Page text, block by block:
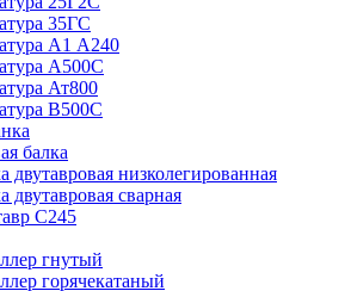
35ГС
А1 А240
А500С
Ат800
В500С
балка
двутавровая низколегированная
двутавровая сварная
С245
гнутый
горячекатаный